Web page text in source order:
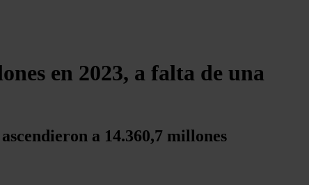
en 2023, a falta de una
a 14.360,7 millones